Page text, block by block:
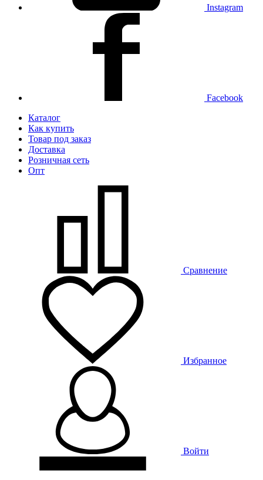
Instagram
Facebook
Каталог
Как купить
Товар под заказ
Доставка
Розничная сеть
Опт
Сравнение
Избранное
Войти